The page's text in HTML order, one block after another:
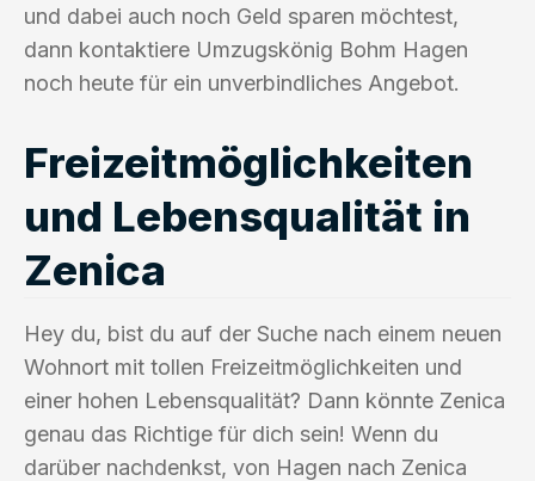
und dabei auch noch Geld sparen möchtest,
dann kontaktiere Umzugskönig Bohm Hagen
noch heute für ein unverbindliches Angebot.
Freizeitmöglichkeiten
und Lebensqualität in
Zenica
Hey du, bist du auf der Suche nach einem neuen
Wohnort mit tollen Freizeitmöglichkeiten und
einer hohen Lebensqualität? Dann könnte Zenica
genau das Richtige für dich sein! Wenn du
darüber nachdenkst, von Hagen nach Zenica